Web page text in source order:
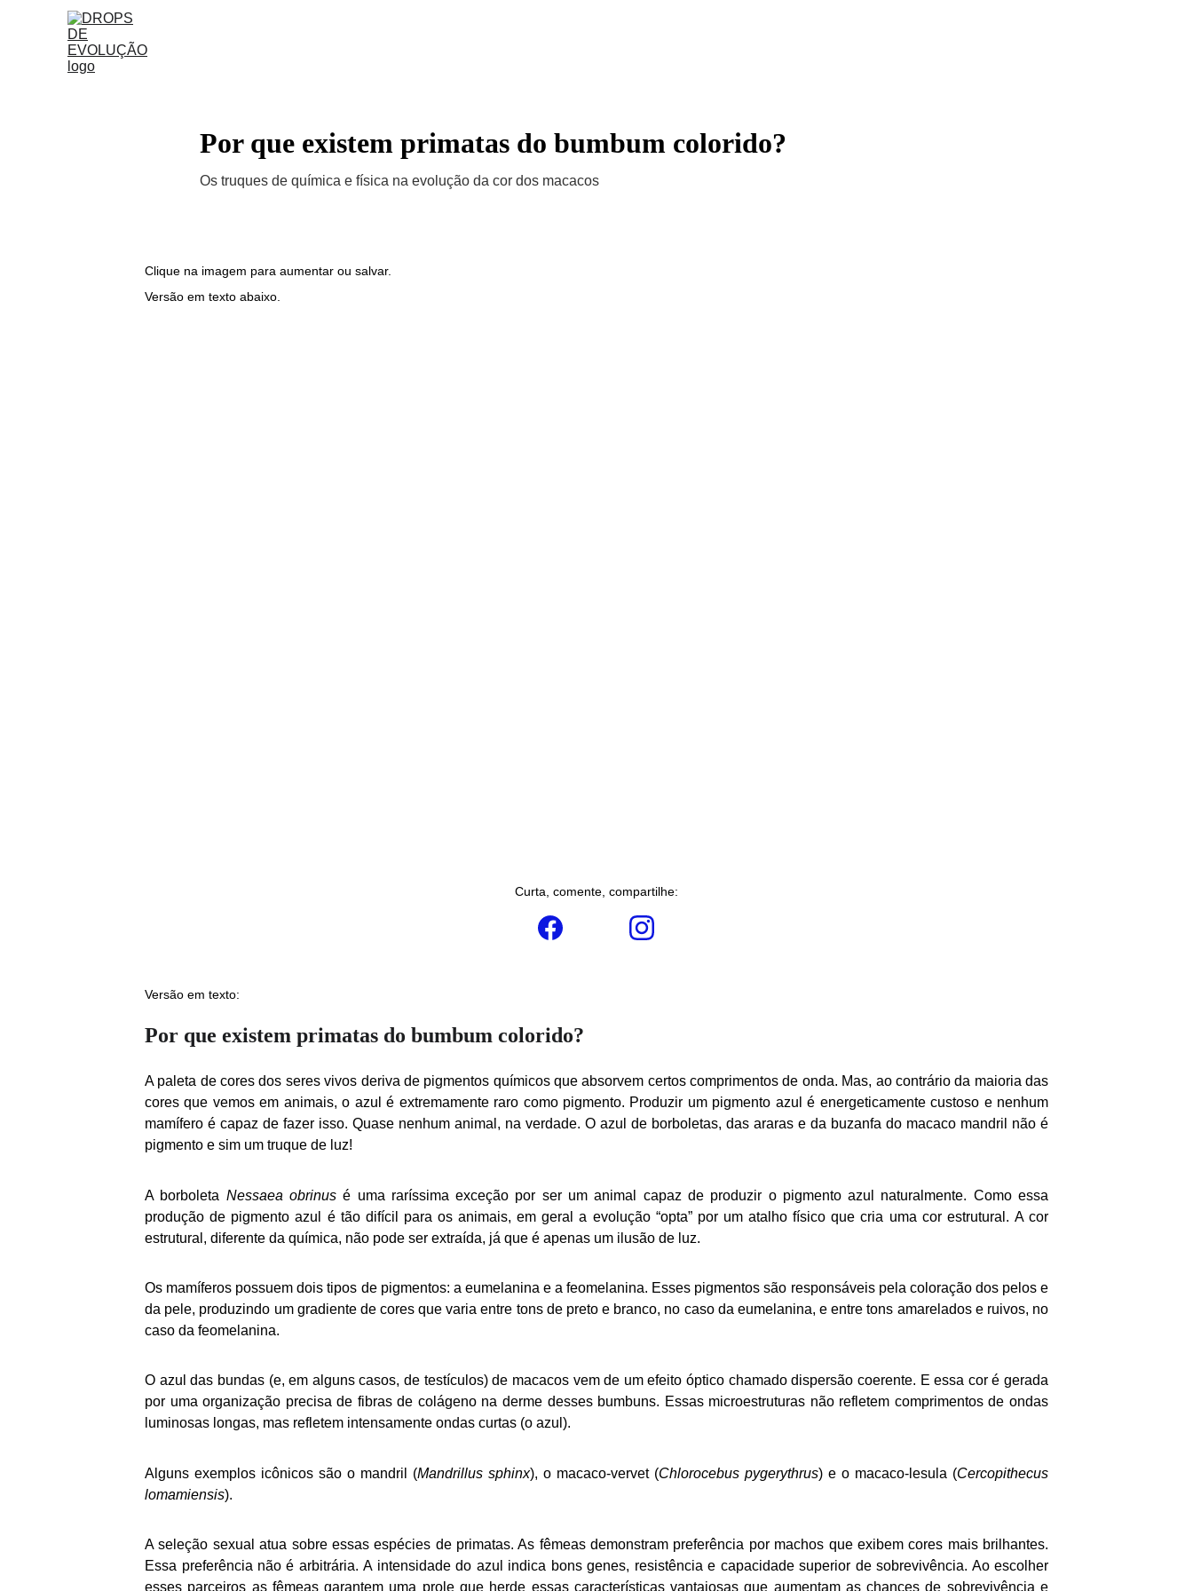
Por que existem primatas do bumbum colorido?
Os truques de química e física na evolução da cor dos macacos
Clique na imagem para aumentar ou salvar.
Versão em texto abaixo.
Curta, comente, compartilhe:
Versão em texto:
Por que existem primatas do bumbum colorido?
A paleta de cores dos seres vivos deriva de pigmentos químicos que absorvem certos comprimentos de onda. Mas, ao contrário da maioria das
cores que vemos em animais, o azul é extremamente raro como pigmento. Produzir um pigmento azul é energeticamente custoso e nenhum
mamífero é capaz de fazer isso. Quase nenhum animal, na verdade. O azul de borboletas, das araras e da buzanfa do macaco mandril não é
pigmento e sim um truque de luz!
A borboleta Nessaea obrinusé uma raríssima exceção por ser um animal capaz de produzir o pigmento azul naturalmente. Como essa
produção de pigmento azul é tão difícil para os animais, em geral a evolução “opta” por um atalho físico que cria uma cor estrutural. A cor
estrutural, diferente da química, não pode ser extraída, já que é apenas um ilusão de luz.
Os mamíferos possuem dois tipos de pigmentos: a eumelanina e a feomelanina. Esses pigmentos são responsáveis pela coloração dos pelos e
da pele, produzindo um gradiente de cores que varia entre tons de preto e branco, no caso da eumelanina, e entre tons amarelados e ruivos, no
caso da feomelanina.
O azul das bundas (e, em alguns casos, de testículos) de macacos vem de um efeito óptico chamado dispersão coerente. E essa cor é gerada
por uma organização precisa de fibras de colágeno na derme desses bumbuns. Essas microestruturas não refletem comprimentos de ondas
luminosas longas, mas refletem intensamente ondas curtas (o azul).
Alguns exemplos icônicos são o mandril (Mandrillus sphinx), o macaco-vervet (Chlorocebus pygerythrus) e o macaco-lesula (Cercopithecus
lomamiensis).
A seleção sexual atua sobre essas espécies de primatas. As fêmeas demonstram preferência por machos que exibem cores mais brilhantes.
Essa preferência não é arbitrária. A intensidade do azul indica bons genes, resistência e capacidade superior de sobrevivência. Ao escolher
esses parceiros as fêmeas garantem uma prole que herde essas características vantajosas que aumentam as chances de sobrevivência e